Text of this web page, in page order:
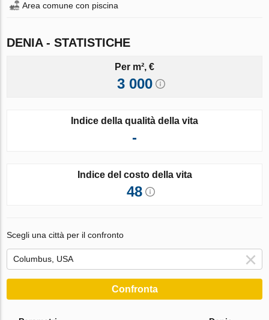
Area comune con piscina
DENIA - STATISTICHE
Per m², €
3 000
Indice della qualità della vita
-
Indice del costo della vita
48
Scegli una città per il confronto
Confronta